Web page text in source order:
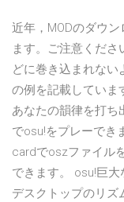
近年，MODのダウ
ます。ご注意くだ
どに巻き込まれな
の例を記載していま
あなたの韻律を打ち
でosu!をプレーでき
cardでoszファイル
できます。 osu!巨
デスクトップのリズ